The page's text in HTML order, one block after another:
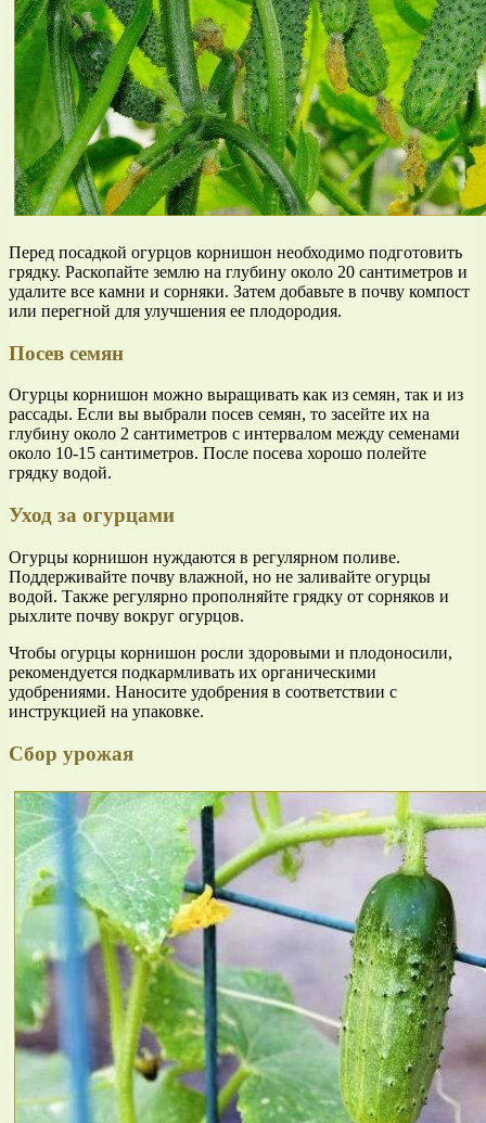
Перед посадкой огурцов корнишон необходимо подготовить
грядку. Раскопайте землю на глубину около 20 сантиметров и
удалите все камни и сорняки. Затем добавьте в почву компост
или перегной для улучшения ее плодородия.
Посев семян
Огурцы корнишон можно выращивать как из семян, так и из
рассады. Если вы выбрали посев семян, то засейте их на
глубину около 2 сантиметров с интервалом между семенами
около 10-15 сантиметров. После посева хорошо полейте
грядку водой.
Уход за огурцами
Огурцы корнишон нуждаются в регулярном поливе.
Поддерживайте почву влажной, но не заливайте огурцы
водой. Также регулярно прополняйте грядку от сорняков и
рыхлите почву вокруг огурцов.
Чтобы огурцы корнишон росли здоровыми и плодоносили,
рекомендуется подкармливать их органическими
удобрениями. Наносите удобрения в соответствии с
инструкцией на упаковке.
Сбор урожая